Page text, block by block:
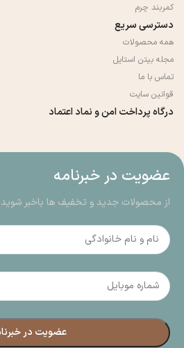
کمربند چرم
دسترسی سریع
همه محصولات
مجله بیتن استایل
تماس با ما
قوانین سایت
درگاه پرداخت امن و نماد اعتماد
عضویت در خبرنامه
از محصولات جدید و تخفیف ها باخبر شوید